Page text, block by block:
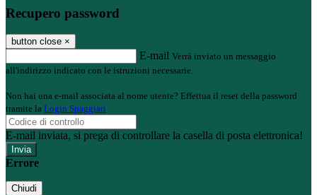
Recupero password
button close ×
E-mail Verrà inviato un messaggio
all'indirizzo indicato con le istruzioni necessarie.
Non hai una e-mail associata al nome utente? Effettua il reset della password
tramite la Login Spaggiari
E-mail inviata, si prega di controllare la casella di posta elettronica!
Errore
Chiudi